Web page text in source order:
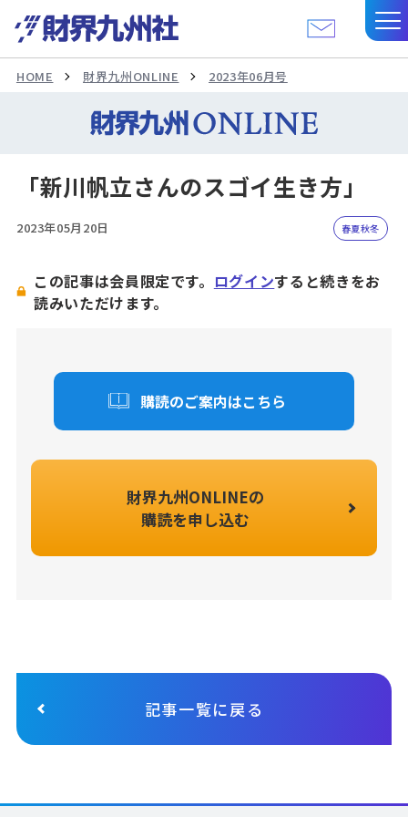
HOME 財界九州ONLINE 2023年06月号
「新川帆立さんのスゴイ生き方」
2023年05月20日 春夏秋冬
この記事は会員限定です。 ログインすると続きをお
読みいただけます。
購読のご案内はこちら
財界九州ONLINEの
購読を申し込む
記事一覧に戻る